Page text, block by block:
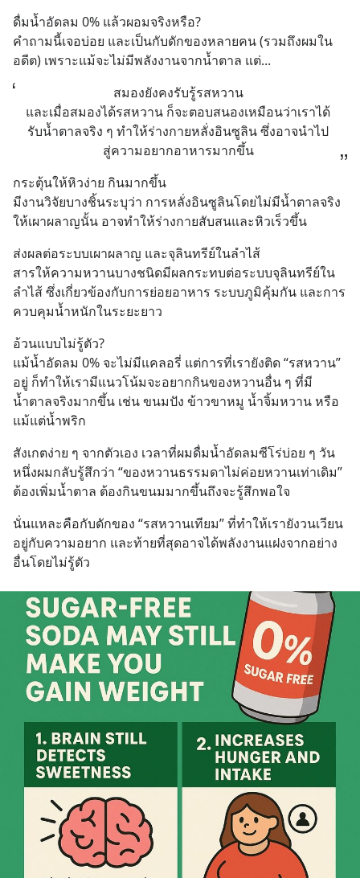
ดื่มน้ำอัดลม 0% แล้วผอมจริงหรือ?
คำถามนี้เจอบ่อย และเป็นกับดักของหลายคน (รวมถึงผมใน
อดีต) เพราะแม้จะไม่มีพลังงานจากน้ำตาล แต่...
สมองยังคงรับรู้รสหวาน
และเมื่อสมองได้รสหวาน ก็จะตอบสนองเหมือนว่าเราได้
รับน้ำตาลจริง ๆ ทำให้ร่างกายหลั่งอินซูลิน ซึ่งอาจนำไป
สู่ความอยากอาหารมากขึ้น
กระตุ้นให้หิวง่าย กินมากขึ้น
มีงานวิจัยบางชิ้นระบุว่า การหลั่งอินซูลินโดยไม่มีน้ำตาลจริง
ให้เผาผลาญนั้น อาจทำให้ร่างกายสับสนและหิวเร็วขึ้น
ส่งผลต่อระบบเผาผลาญ และจุลินทรีย์ในลำไส้
สารให้ความหวานบางชนิดมีผลกระทบต่อระบบจุลินทรีย์ใน
ลำไส้ ซึ่งเกี่ยวข้องกับการย่อยอาหาร ระบบภูมิคุ้มกัน และการ
ควบคุมน้ำหนักในระยะยาว
อ้วนแบบไม่รู้ตัว?
แม้น้ำอัดลม 0% จะไม่มีแคลอรี่ แต่การที่เรายังติด “รสหวาน”
อยู่ ก็ทำให้เรามีแนวโน้มจะอยากกินของหวานอื่น ๆ ที่มี
น้ำตาลจริงมากขึ้น เช่น ขนมปัง ข้าวขาหมู น้ำจิ้มหวาน หรือ
แม้แต่น้ำพริก
สังเกตง่าย ๆ จากตัวเอง เวลาที่ผมดื่มน้ำอัดลมซีโร่บ่อย ๆ วัน
หนึ่งผมกลับรู้สึกว่า “ของหวานธรรมดาไม่ค่อยหวานเท่าเดิม”
ต้องเพิ่มน้ำตาล ต้องกินขนมมากขึ้นถึงจะรู้สึกพอใจ
นั่นแหละคือกับดักของ “รสหวานเทียม” ที่ทำให้เรายังวนเวียน
อยู่กับความอยาก และท้ายที่สุดอาจได้พลังงานแฝงจากอย่าง
อื่นโดยไม่รู้ตัว